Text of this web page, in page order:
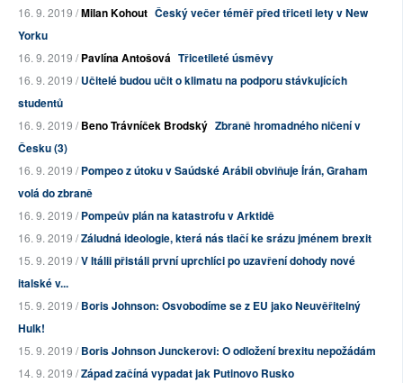
16. 9. 2019 /Milan Kohout Český večer téměř před třiceti lety v New
Yorku
16. 9. 2019 /Pavlína Antošová Třicetileté úsměvy
16. 9. 2019 /Učitelé budou učit o klimatu na podporu stávkujících
studentů
16. 9. 2019 /Beno Trávníček Brodský Zbraně hromadného ničení v
Česku (3)
16. 9. 2019 /Pompeo z útoku v Saúdské Arábii obviňuje Írán, Graham
volá do zbraně
16. 9. 2019 /Pompeův plán na katastrofu v Arktidě
16. 9. 2019 /Záludná ideologie, která nás tlačí ke srázu jménem brexit
15. 9. 2019 /V Itálii přistáli první uprchlíci po uzavření dohody nové
italské v...
15. 9. 2019 /Boris Johnson: Osvobodíme se z EU jako Neuvěřitelný
Hulk!
15. 9. 2019 /Boris Johnson Junckerovi: O odložení brexitu nepožádám
14. 9. 2019 /Západ začíná vypadat jak Putinovo Rusko